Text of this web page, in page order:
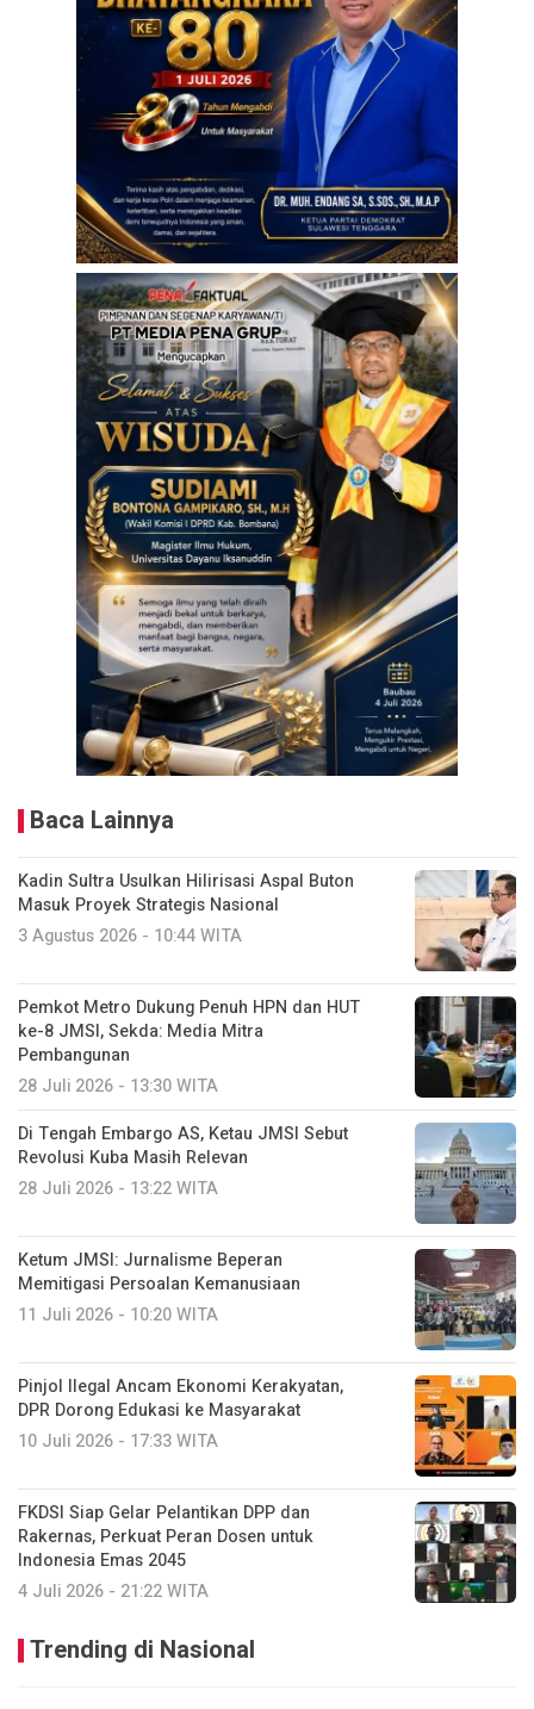
Baca Lainnya
Kadin Sultra Usulkan Hilirisasi Aspal Buton
Masuk Proyek Strategis Nasional
3 Agustus 2026 - 10:44 WITA
Pemkot Metro Dukung Penuh HPN dan HUT
ke-8 JMSI, Sekda: Media Mitra
Pembangunan
28 Juli 2026 - 13:30 WITA
Di Tengah Embargo AS, Ketau JMSI Sebut
Revolusi Kuba Masih Relevan
28 Juli 2026 - 13:22 WITA
Ketum JMSI: Jurnalisme Beperan
Memitigasi Persoalan Kemanusiaan
11 Juli 2026 - 10:20 WITA
Pinjol Ilegal Ancam Ekonomi Kerakyatan,
DPR Dorong Edukasi ke Masyarakat
10 Juli 2026 - 17:33 WITA
FKDSI Siap Gelar Pelantikan DPP dan
Rakernas, Perkuat Peran Dosen untuk
Indonesia Emas 2045
4 Juli 2026 - 21:22 WITA
Trending di Nasional